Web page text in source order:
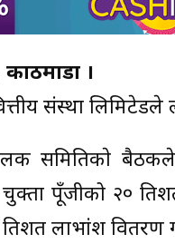
।
वित्तीय संस्था
समितिकाे
पूँजीको २०
लाभांश वितरण